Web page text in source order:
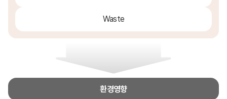
Waste
환경영향